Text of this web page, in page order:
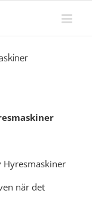
Hyresmaskiner
när det